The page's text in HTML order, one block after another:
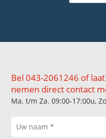
Bel 043-2061246 of
nemen direct contact
Ma. t/m Za. 09:00-17:00u,